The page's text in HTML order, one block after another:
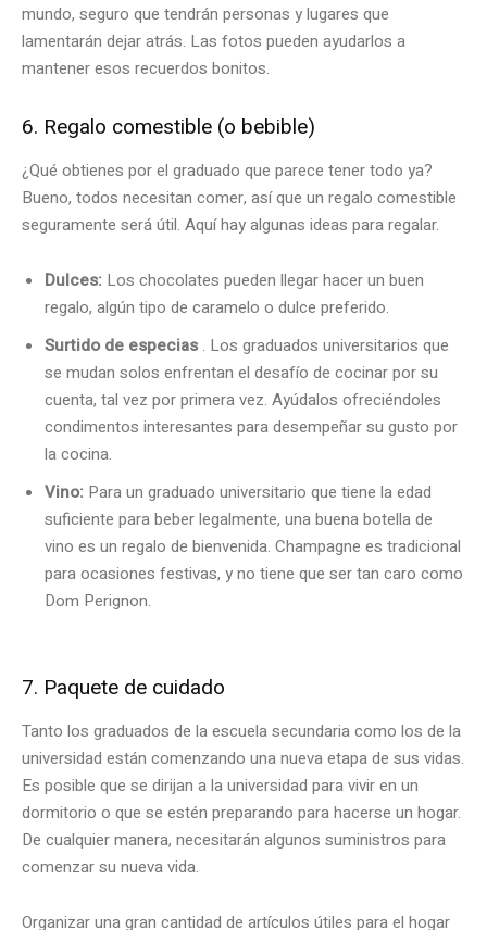
mundo, seguro que tendrán personas y lugares que
lamentarán dejar atrás. Las fotos pueden ayudarlos a
mantener esos recuerdos bonitos.
6. Regalo comestible (o bebible)
¿Qué obtienes por el graduado que parece tener todo ya?
Bueno, todos necesitan comer, así que un regalo comestible
seguramente será útil. Aquí hay algunas ideas para regalar.
Dulces: Los chocolates pueden llegar hacer un buen
regalo, algún tipo de caramelo o dulce preferido.
Surtido de especias. Los graduados universitarios que
se mudan solos enfrentan el desafío de cocinar por su
cuenta, tal vez por primera vez. Ayúdalos ofreciéndoles
condimentos interesantes para desempeñar su gusto por
la cocina.
Vino: Para un graduado universitario que tiene la edad
suficiente para beber legalmente, una buena botella de
vino es un regalo de bienvenida. Champagne es tradicional
para ocasiones festivas, y no tiene que ser tan caro como
Dom Perignon.
7. Paquete de cuidado
Tanto los graduados de la escuela secundaria como los de la
universidad están comenzando una nueva etapa de sus vidas.
Es posible que se dirijan a la universidad para vivir en un
dormitorio o que se estén preparando para hacerse un hogar.
De cualquier manera, necesitarán algunos suministros para
comenzar su nueva vida.
Organizar una gran cantidad de artículos útiles para el hogar